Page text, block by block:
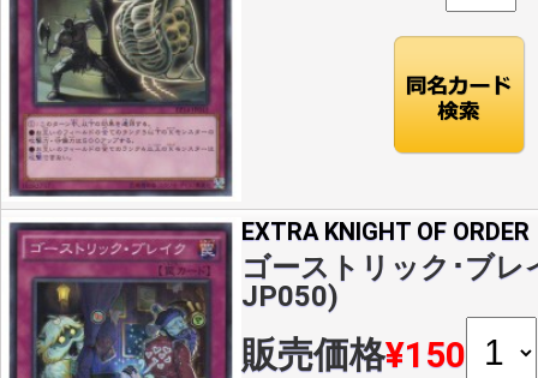
EXTRA KNIGHT OF ORDER
ゴーストリック･ブレ
JP050)
販売価格¥150